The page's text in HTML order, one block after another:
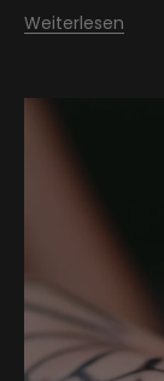
Weiterlesen